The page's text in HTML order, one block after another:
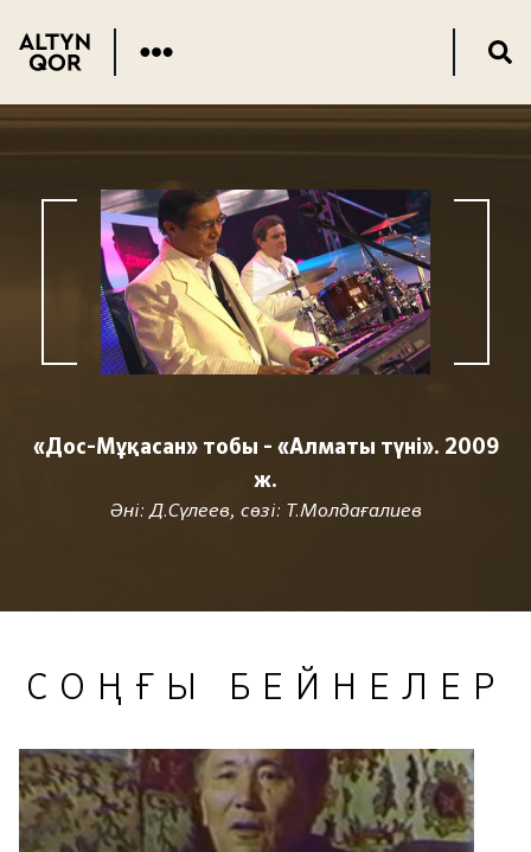
«Дос-Мұқасан» тобы - «Алматы түні». 2009
ж.
Әні: Д.Сүлеев, сөзі: Т.Молдағалиев
СОҢҒЫ БЕЙНЕЛЕР